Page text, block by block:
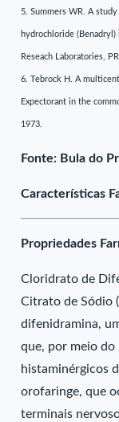
5. Summers WR. A
hydrochloride
Reseach Laboratories,
6. Tebrock H. A
Expectorant in the
1973.
Fonte: Bula do
Características
Propriedades
Cloridrato de
Citrato de Sódio
difenidramina,
que, por meio
histaminérgicos
orofaringe, que
terminais